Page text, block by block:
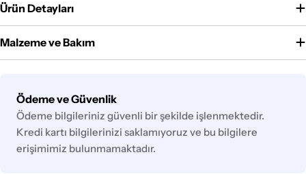
Ürün Detayları
Malzeme ve Bakım
Ödeme ve Güvenlik
Ödeme
yöntemleri
Ödeme bilgileriniz güvenli bir şekilde işlenmektedir.
Kredi kartı bilgilerinizi saklamıyoruz ve bu bilgilere
erişimimiz bulunmamaktadır.